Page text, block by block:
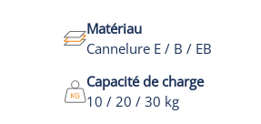
Matériau
Cannelure E / B / EB
Capacité de charge
10 / 20 / 30 kg